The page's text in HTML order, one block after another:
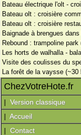
Bateau électrique l'olt -
Bateau olt : croisière
Bateau olt : croisière
Baignade à brengues
Rebound : trampoline
Les horts de walhalla -
Visite des coulisses du
La forêt de la vaysse (~30
ChezVotreHote.fr
| Version classique
| Accueil
| Contact